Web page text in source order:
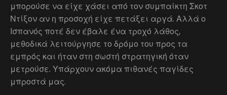
μπορούσε να είχε χάσει από τον συμπαίκτη Σκοτ
Ντίξον αν η προσοχή είχε πετάξει αργά. Αλλά ο
Ισπανός ποτέ δεν έβαλε ένα τροχό λάθος,
μεθοδικά λειτούργησε το δρόμο του προς τα
εμπρός και ήταν στη σωστή στρατηγική όταν
μετρούσε. Υπάρχουν ακόμα πιθανές παγίδες
μπροστά μας.